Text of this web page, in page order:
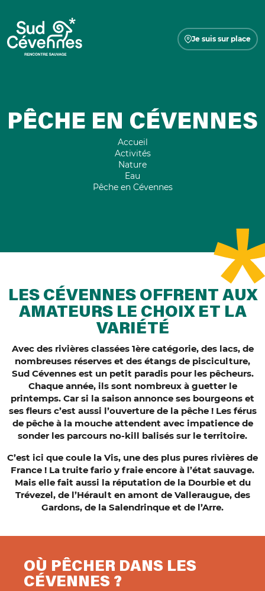
Je suis sur place
PÊCHE EN CÉVENNES
Accueil
Activités
Nature
Eau
Pêche en Cévennes
LES CÉVENNES OFFRENT AUX
AMATEURS LE CHOIX ET LA
VARIÉTÉ
Avec des rivières classées 1ère catégorie, des lacs, de
nombreuses réserves et des étangs de pisciculture,
Sud Cévennes est un petit paradis pour les pêcheurs.
Chaque année, ils sont nombreux à guetter le
printemps. Car si la saison annonce ses bourgeons et
ses fleurs c’est aussi l’ouverture de la pêche ! Les férus
de pêche à la mouche attendent avec impatience de
sonder les parcours no-kill balisés sur le territoire.
C’est ici que coule la Vis, une des plus pures rivières de
France ! La truite fario y fraie encore à l’état sauvage.
Mais elle fait aussi la réputation de la Dourbie et du
Trévezel, de l’Hérault en amont de Valleraugue, des
Gardons, de la Salendrinque et de l’Arre.
OÙ PÊCHER DANS LES
CÉVENNES ?